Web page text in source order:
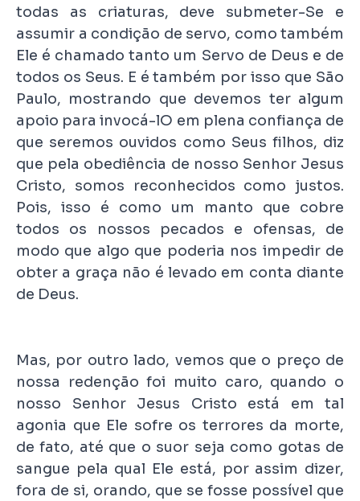
todas as criaturas, deve submeter-Se e
assumir a condição de servo, como também
Ele é chamado tanto um Servo de Deus e de
todos os Seus. E é também por isso que São
Paulo, mostrando que devemos ter algum
apoio para invocá-lO em plena confiança de
que seremos ouvidos como Seus filhos, diz
que pela obediência de nosso Senhor Jesus
Cristo, somos reconhecidos como justos.
Pois, isso é como um manto que cobre
todos os nossos pecados e ofensas, de
modo que algo que poderia nos impedir de
obter a graça não é levado em conta diante
de Deus.
Mas, por outro lado, vemos que o preço de
nossa redenção foi muito caro, quando o
nosso Senhor Jesus Cristo está em tal
agonia que Ele sofre os terrores da morte,
de fato, até que o suor seja como gotas de
sangue pela qual Ele está, por assim dizer,
fora de si, orando, que se fosse possível que